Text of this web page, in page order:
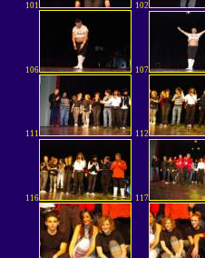
101 102
106 107
111 112
116 117